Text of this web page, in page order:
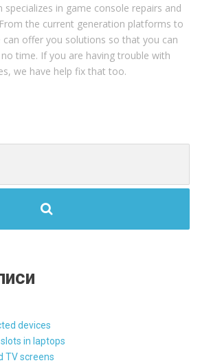
in game console repairs and
the current generation platforms to
offer you solutions so that you can
time. If you are having trouble with
we have help fix that too.
devices
in laptops
TV screens